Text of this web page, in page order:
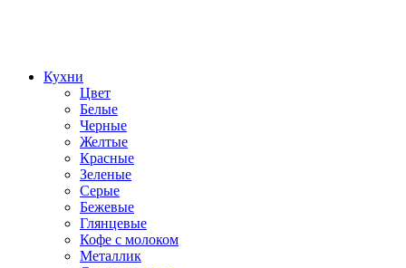
Кухни
Цвет
Белые
Черные
Желтые
Красные
Зеленые
Серые
Бежевые
Глянцевые
Кофе с молоком
Металлик